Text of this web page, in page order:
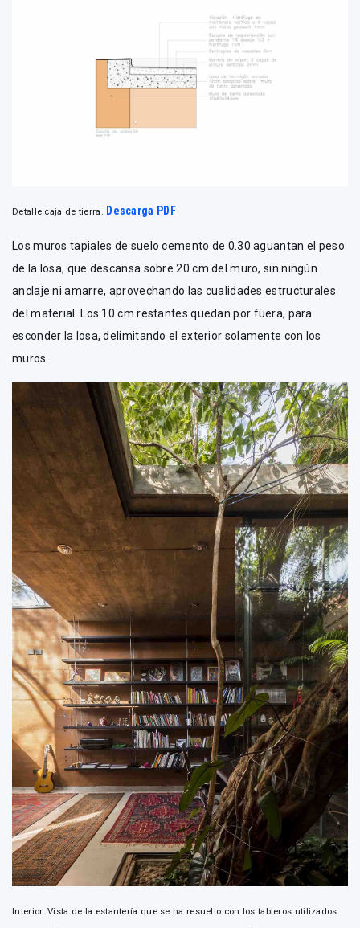
Detalle caja de tierra. Descarga PDF
Los muros tapiales de suelo cemento de 0.30 aguantan el peso
de la losa, que descansa sobre 20 cm del muro, sin ningún
anclaje ni amarre, aprovechando las cualidades estructurales
del material. Los 10 cm restantes quedan por fuera, para
esconder la losa, delimitando el exterior solamente con los
muros.
Interior. Vista de la estantería que se ha resuelto con los tableros utilizados